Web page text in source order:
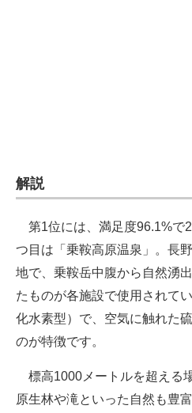
解説
第1位には、満足度96.1%で
つ目は「乗鞍高原温泉」。長
地で、乗鞍岳中腹から自然湧
たものが各施設で使用されて
化水素型）で、空気に触れた
のが特徴です。
標高1000メートルを超える
原生林や滝といった自然も豊